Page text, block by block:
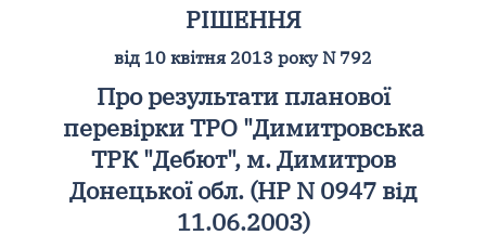
РІШЕННЯ
від 10 квітня 2013 року N 792
Про результати планової
перевірки ТРО "Димитровська
ТРК "Дебют", м. Димитров
Донецької обл. (НР N 0947 від
11.06.2003)